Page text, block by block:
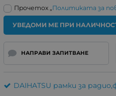
Прочетох „Политиката за
УВЕДОМИ МЕ ПРИ
НАПРАВИ ЗАПИТВАНЕ
DAIHATSU рамки за